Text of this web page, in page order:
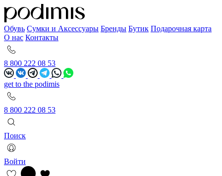
Обувь Сумки и Аксессуары Бренды Бутик Подарочная карта
О нас Контакты
8 800 222 08 53
get to the podimis
8 800 222 08 53
Поиск
Войти